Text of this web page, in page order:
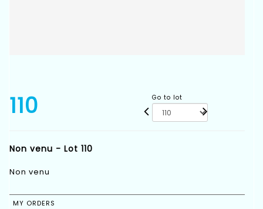
110 Go to lot
Non venu - Lot 110
Non venu
MY ORDERS